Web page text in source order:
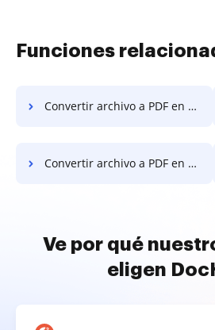
Funciones
Convertir archivo a PDF en el escritorio
Convertir archivo a PDF en Macbook Pro
Ve por qué
eligen